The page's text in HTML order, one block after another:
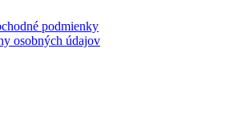
podmienky
osobných údajov